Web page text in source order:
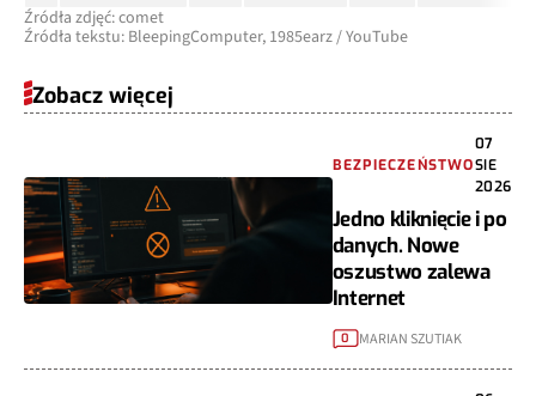
Źródła zdjęć: comet
Źródła tekstu: BleepingComputer, 1985earz / YouTube
Zobacz więcej
BEZPIECZEŃSTWO
07
SIE
2026
Jedno kliknięcie i po
danych. Nowe
oszustwo zalewa
Internet
0 MARIAN SZUTIAK